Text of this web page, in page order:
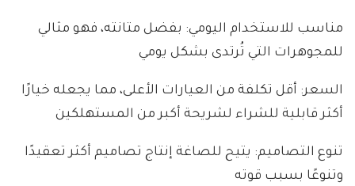
مناسب للاستخدام اليومي: بفضل متانته، فهو مثالي
للمجوهرات التي تُرتدى بشكل يومي
السعر: أقل تكلفة من العيارات الأعلى، مما يجعله خيارًا
أكثر قابلية للشراء لشريحة أكبر من المستهلكين
تنوع التصاميم: يتيح للصاغة إنتاج تصاميم أكثر تعقيدًا
وتنوعًا بسبب قوته